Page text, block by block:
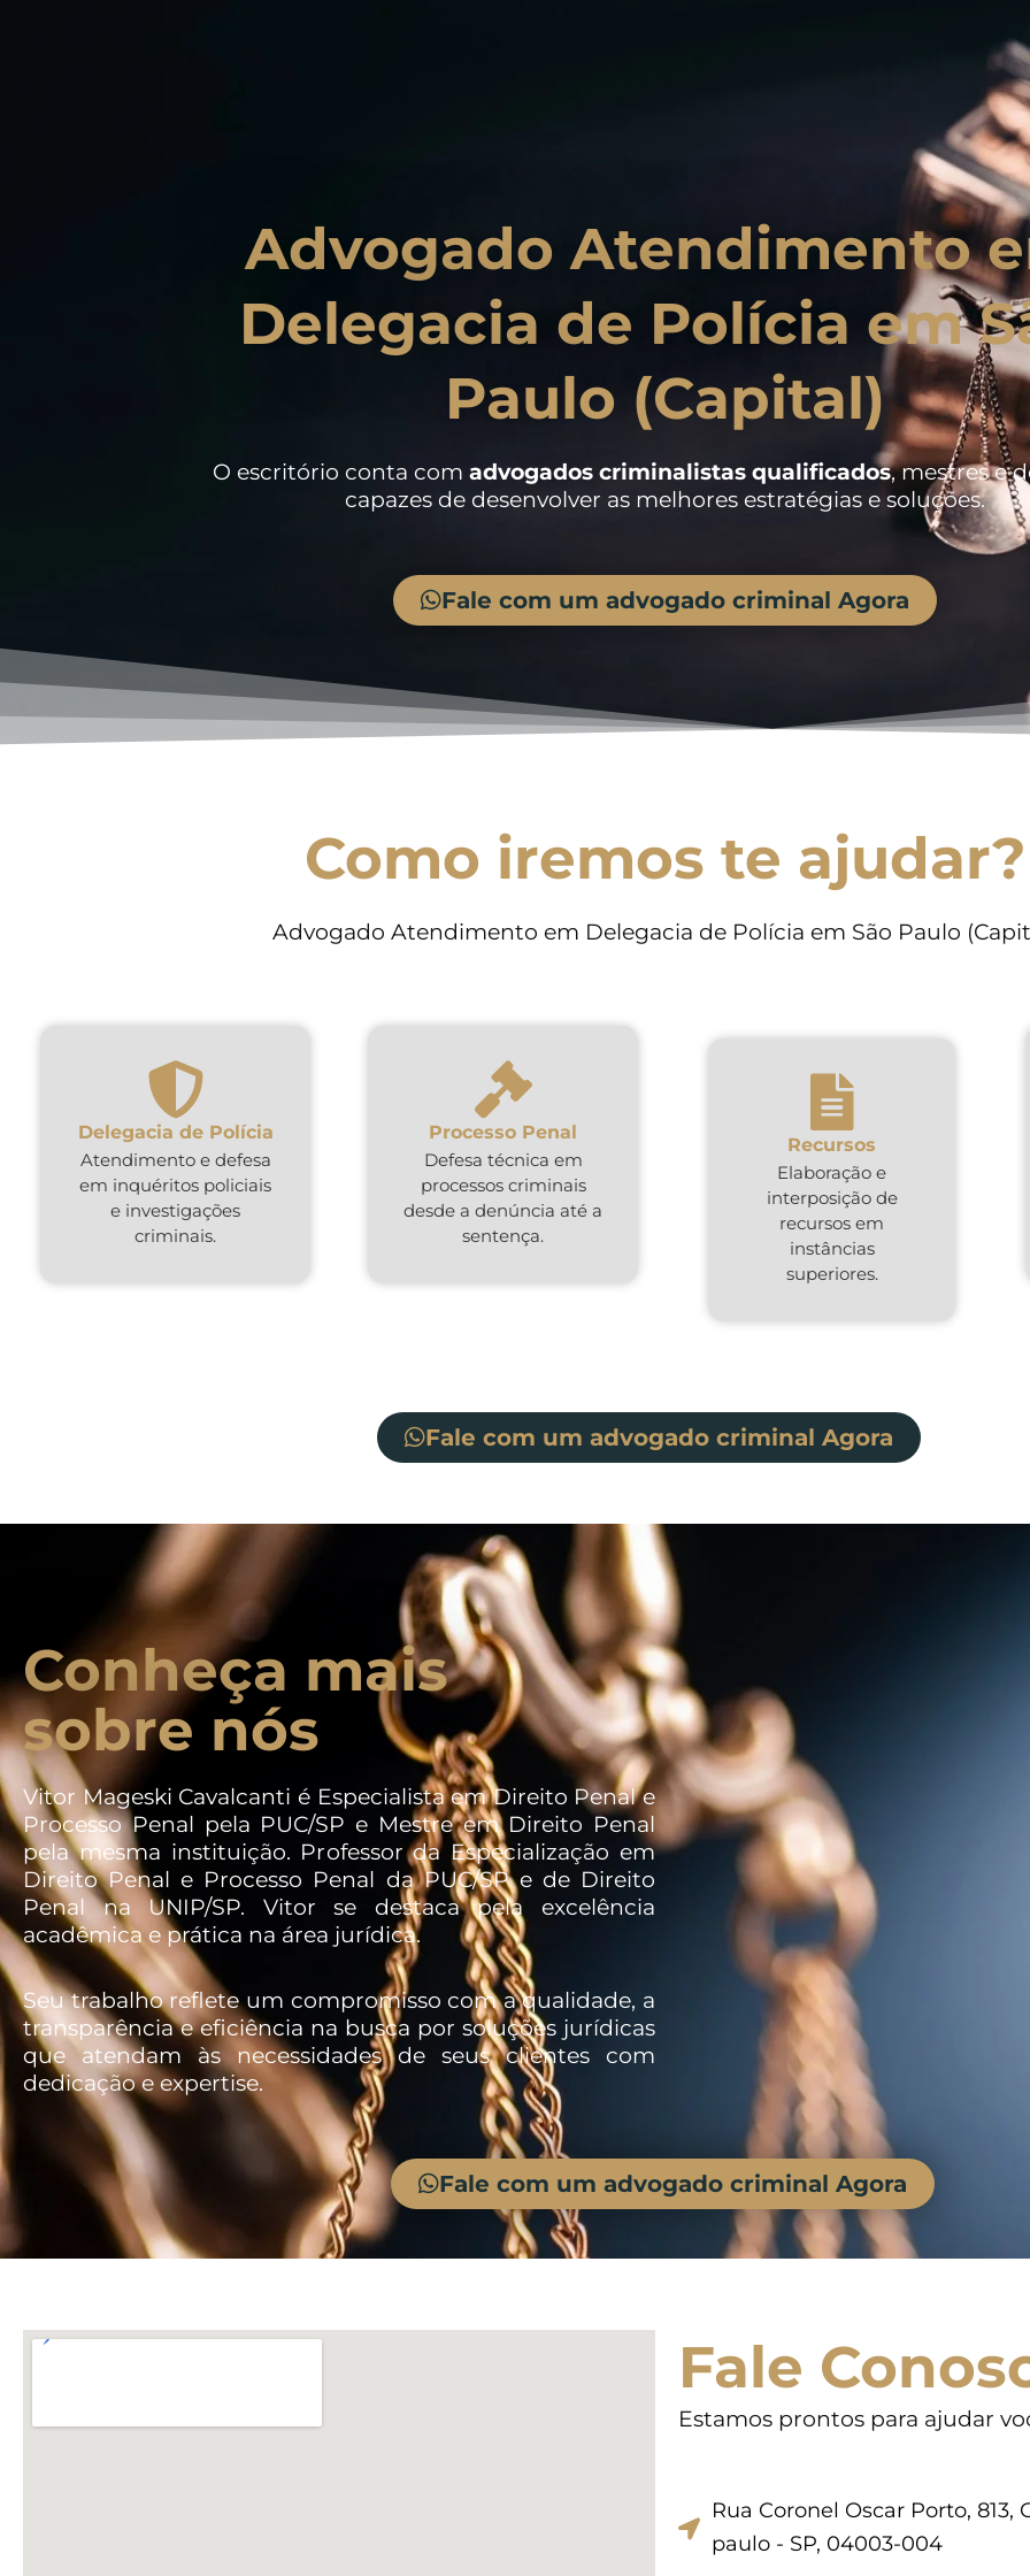
Advogado Atendimento
Delegacia de Polícia em
Paulo (Capital)
O escritório conta comadvogados criminalistas qualificados, mestres e
capazes de desenvolver as melhores estratégias e soluções.
Fale com um advogado criminal Agora
Como iremos te ajudar?
Advogado Atendimento em Delegacia de Polícia em São Paulo
Delegacia de Polícia
Atendimento e defesa
em inquéritos policiais
e investigações
criminais.
Processo Penal
Defesa técnica em
processos criminais
desde a denúncia até a
sentença.
Recursos
Elaboração e
interposição de
recursos em
instâncias
superiores.
Fale com um advogado criminal Agora
Conheça mais
sobre nós
Vitor Mageski Cavalcanti é Especialista em Direito Penal e
Processo Penal pela PUC/SP e Mestre em Direito Penal
pela mesma instituição. Professor da Especialização em
Direito Penal e Processo Penal da PUC/SP e de Direito
Penal na UNIP/SP. Vitor se destaca pela excelência
acadêmica e prática na área jurídica.
Seu trabalho reflete um compromisso com a qualidade, a
transparência e eficiência na busca por soluções jurídicas
que atendam às necessidades de seus clientes com
dedicação e expertise.
Fale com um advogado criminal Agora
Fale
Estamos prontos para ajudar
Rua Coronel Oscar Porto, 813,
paulo - SP, 04003-004